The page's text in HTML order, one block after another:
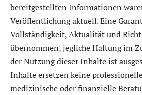
bereitgestellten Informationen
Veröffentlichung aktuell. Eine
Vollständigkeit, Aktualität und
übernommen, jegliche Haftung im
der Nutzung dieser Inhalte ist
Inhalte ersetzen keine
medizinische oder finanzielle